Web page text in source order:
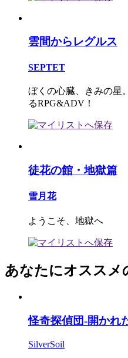
雲間からレグルス
SEPTET
ぼくの心臓、きみの星
るRPG&ADV！
徒花の館・地獄篇
雪月花
ようこそ、地獄へ
あなたにオススメ
怪奇探偵団-開かれ
SilverSoil